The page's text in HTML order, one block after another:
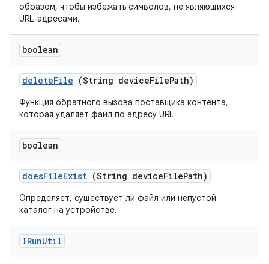
образом, чтобы избежать символов, не являющихся
URL-адресами.
boolean
deleteFile (String deviceFilePath)
Функция обратного вызова поставщика контента,
которая удаляет файл по адресу URI.
boolean
doesFileExist (String deviceFilePath)
Определяет, существует ли файл или непустой
каталог на устройстве.
IRunUtil